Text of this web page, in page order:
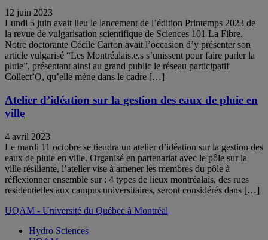
12 juin 2023
Lundi 5 juin avait lieu le lancement de l’édition Printemps 2023 de
la revue de vulgarisation scientifique de Sciences 101 La Fibre.
Notre doctorante Cécile Carton avait l’occasion d’y présenter son
article vulgarisé “Les Montréalais.e.s s’unissent pour faire parler la
pluie”, présentant ainsi au grand public le réseau participatif
Collect’O, qu’elle mène dans le cadre […]
Atelier d’idéation sur la gestion des eaux de pluie en
ville
4 avril 2023
Le mardi 11 octobre se tiendra un atelier d’idéation sur la gestion des
eaux de pluie en ville. Organisé en partenariat avec le pôle sur la
ville résiliente, l’atelier vise à amener les membres du pôle à
réflexionner ensemble sur : 4 types de lieux montréalais, des rues
residentielles aux campus universitaires, seront considérés dans […]
UQAM - Université du Québec à Montréal
Hydro Sciences